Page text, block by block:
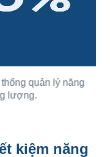
quản lý năng
lượng.
kiệm năng